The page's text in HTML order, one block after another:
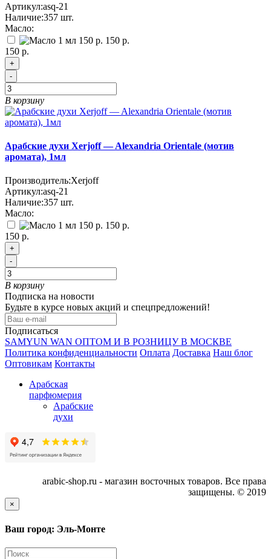
Артикул:asq-21
Наличие:357 шт.
Масло:
150 р.
150 р.
+
-
В корзину
Арабские духи Xerjoff — Alexandria Orientale (мотив
аромата), 1мл
Производитель:Xerjoff
Артикул:asq-21
Наличие:357 шт.
Масло:
150 р.
150 р.
+
-
В корзину
Подписка на новости
Будьте в курсе новых акций и спецпредложений!
Подписаться
SAMYUN WAN ОПТОМ И В РОЗНИЦУ В МОСКВЕ
Политика конфиденциальности Оплата Доставка Наш блог
Оптовикам Контакты
Арабская
парфюмерия
Арабские
духи
arabic-shop.ru - магазин восточных товаров. Все права
защищены. © 2019
×
Ваш город: Эль-Монте